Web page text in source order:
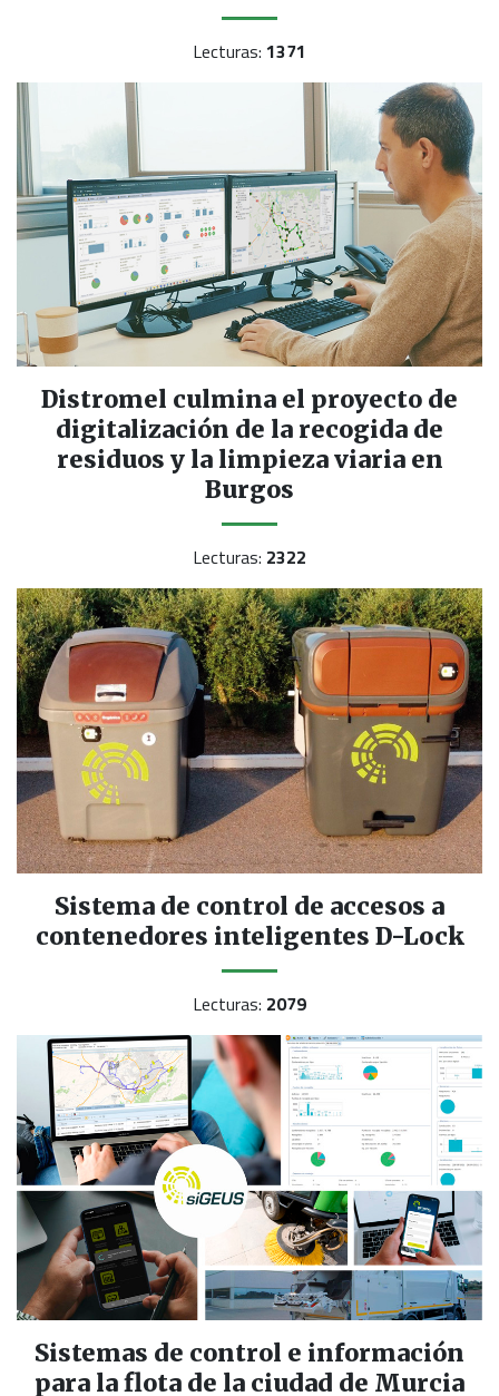
Lecturas: 1371
Distromel culmina el proyecto de
digitalización de la recogida de
residuos y la limpieza viaria en
Burgos
Lecturas: 2322
Sistema de control de accesos a
contenedores inteligentes D-Lock
Lecturas: 2079
Sistemas de control e información
para la flota de la ciudad de Murcia